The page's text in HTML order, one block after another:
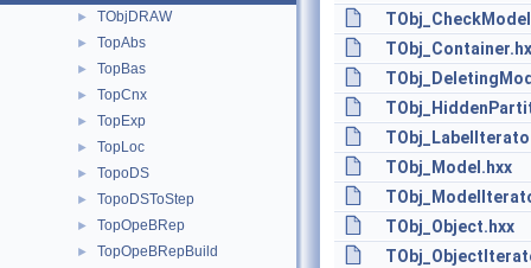
► TObjDRAW
► TopAbs
► TopBas
► TopCnx
► TopExp
► TopLoc
► TopoDS
► TopoDSToStep
► TopOpeBRep
► TopOpeBRepBuild
TObj_Model.hxx
TObj_Object.hxx